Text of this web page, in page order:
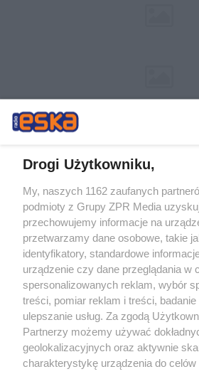
Żaden utwór zamieszczony w serwisie nie
rozpowszechniany lub dalej
tym także elektroniczny lub mechaniczny) na
eksploatacji w jakiejkolwiek formie, włącznie z
Internecie bez pisemnej zgody właściciela
wykorzystanie utworów w całości lub w części
tzn. bez właściwej zgody, jest zabronione pod
ścigane prawnie.
Drogi Użytkowniku,
My, naszych 1162 zaufanych
podmioty z Grupy ZPR Media
przechowujemy informacje na
przetwarzamy dane osobowe, takie
identyfikatory, standardowe
urządzenie czy dane przeglądania w
spersonalizowanych reklam, wybór
treści, pomiar reklam i treści,
ulepszanie usług. Za zgodą
Partnerzy możemy używać
geolokalizacyjnych oraz aktywnie
charakterystykę urządzenia do celów